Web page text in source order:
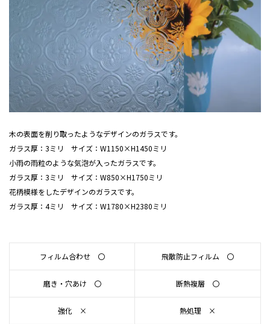
木の表面を削り取ったようなデザインのガラスです。
ガラス厚：3ミリ サイズ：W1150×H1450ミリ
小雨の雨粒のような気泡が入ったガラスです。
ガラス厚：3ミリ サイズ：W850×H1750ミリ
花柄模様をしたデザインのガラスです。
ガラス厚：4ミリ サイズ：W1780×H2380ミリ
フィルム合わせ 〇 飛散防止フィルム 〇
磨き・穴あけ 〇 断熱複層 〇
強化 × 熱処理 ×